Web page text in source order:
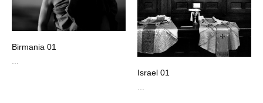
Birmania 01
Israel 01